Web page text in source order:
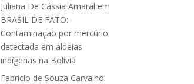
Juliana De Cássia Amaral em
BRASIL DE FATO:
Contaminação por mercúrio
detectada em aldeias
indígenas na Bolívia
Fabrício de Souza Carvalho